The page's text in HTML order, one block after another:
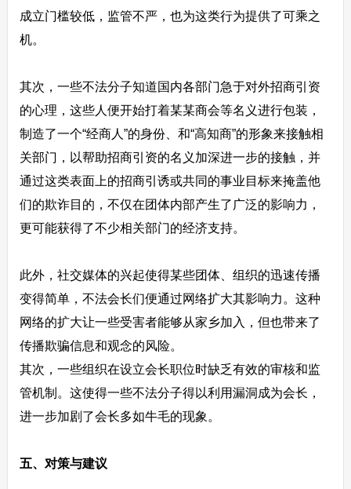
成立门槛较低，监管不严，也为这类行为提供了可乘之
机。
其次，一些不法分子知道国内各部门急于对外招商引资
的心理，这些人便开始打着某某商会等名义进行包装，
制造了一个“经商人”的身份、和“高知商”的形象来接触相
关部门，以帮助招商引资的名义加深进一步的接触，并
通过这类表面上的招商引诱或共同的事业目标来掩盖他
们的欺诈目的，不仅在团体内部产生了广泛的影响力，
更可能获得了不少相关部门的经济支持。
此外，社交媒体的兴起使得某些团体、组织的迅速传播
变得简单，不法会长们便通过网络扩大其影响力。这种
网络的扩大让一些受害者能够从家乡加入，但也带来了
传播欺骗信息和观念的风险。
其次，一些组织在设立会长职位时缺乏有效的审核和监
管机制。这使得一些不法分子得以利用漏洞成为会长，
进一步加剧了会长多如牛毛的现象。
五、对策与建议